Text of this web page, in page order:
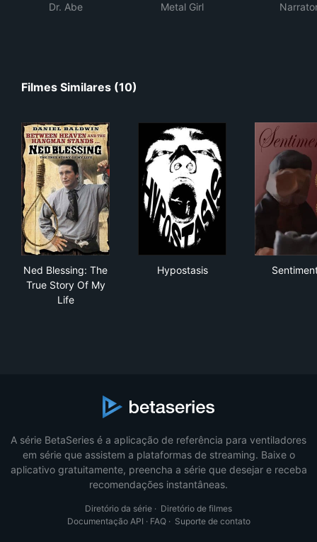
Dr. Abe
Metal Girl
Filmes Similares (10)
Ned Blessing: The
True Story Of My
Life
Hypostasis
A série BetaSeries é a aplicação de referência para ventiladores
em série que assistem a plataformas de streaming. Baixe o
aplicativo gratuitamente, preencha a série que desejar e receba
recomendações instantâneas.
Diretório da série · Diretório de filmes
Documentação API · FAQ· Suporte de contato